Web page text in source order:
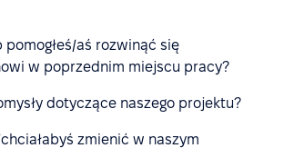
pomogłeś/aś rozwinąć się
w poprzednim miejscu pracy?
dotyczące naszego projektu?
zmienić w naszym